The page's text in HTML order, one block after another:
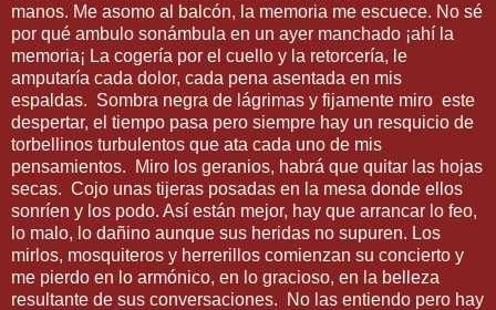
manos. Me asomo al balcón, la memoria me escuece. No sé
por qué ambulo sonámbula en un ayer manchado ¡ahí la
memoria¡ La cogería por el cuello y la retorcería, le
amputaría cada dolor, cada pena asentada en mis
espaldas. Sombra negra de lágrimas y fijamente miro este
despertar, el tiempo pasa pero siempre hay un resquicio de
torbellinos turbulentos que ata cada uno de mis
pensamientos. Miro los geranios, habrá que quitar las hojas
secas. Cojo unas tijeras posadas en la mesa donde ellos
sonríen y los podo. Así están mejor, hay que arrancar lo feo,
lo malo, lo dañino aunque sus heridas no supuren. Los
mirlos, mosquiteros y herrerillos comienzan su concierto y
me pierdo en lo armónico, en lo gracioso, en la belleza
resultante de sus conversaciones. No las entiendo pero hay